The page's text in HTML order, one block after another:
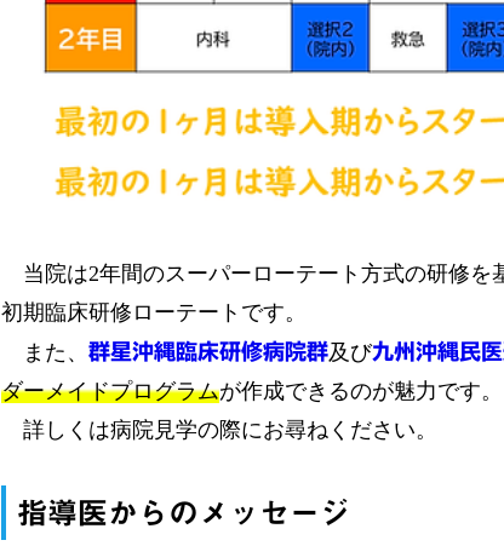
当院は​2年間のスーパーローテート方式の研修を
初期臨床研修ローテートです。
また、 群星沖縄臨床研修病院群及び九州沖縄民
ダーメイドプログラムが作成できるのが魅力です。
​ 詳しくは病院見学の際にお尋ねください。
指導医からのメッセージ